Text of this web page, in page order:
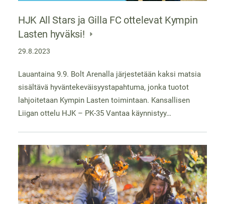
HJK All Stars ja Gilla FC ottelevat Kympin
Lasten hyväksi!
29.8.2023
Lauantaina 9.9. Bolt Arenalla järjestetään kaksi matsia
sisältävä hyväntekeväisyystapahtuma, jonka tuotot
lahjoitetaan Kympin Lasten toimintaan. Kansallisen
Liigan ottelu HJK – PK-35 Vantaa käynnistyy…